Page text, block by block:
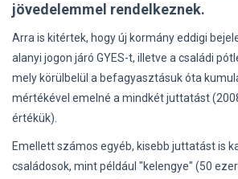
jövedelemmel rendelkeznek.
Arra is kitértek, hogy új kormány eddigi
alanyi jogon járó GYES-t, illetve a családi
mely körülbelül a befagyasztásuk óta
mértékével emelné a mindkét juttatást
értékük).
Emellett számos egyéb, kisebb juttatást is
családosok, mint például "kelengye" (50